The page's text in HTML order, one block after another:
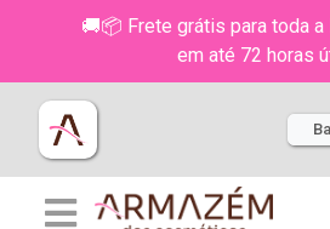
🚚📦 Frete grátis para toda
em até 72 horas